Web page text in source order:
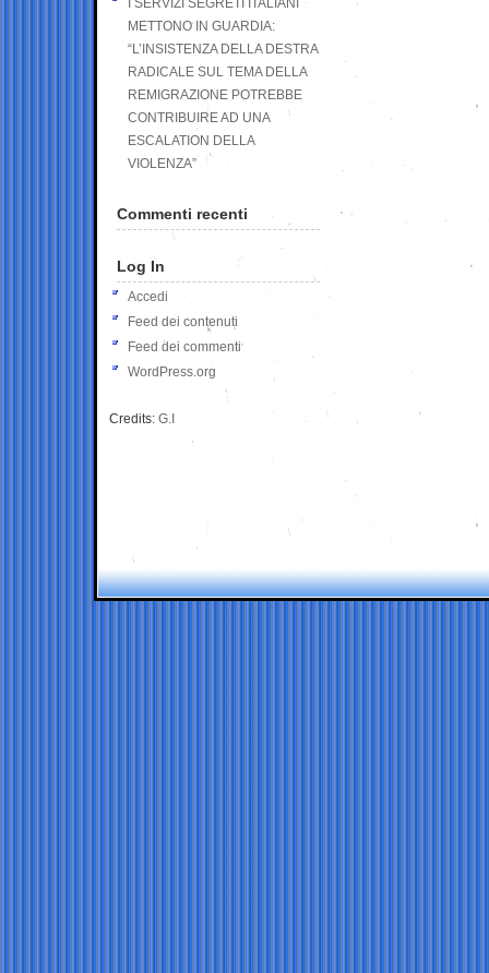
I SERVIZI SEGRETI ITALIANI
METTONO IN GUARDIA:
“L’INSISTENZA DELLA DESTRA
RADICALE SUL TEMA DELLA
REMIGRAZIONE POTREBBE
CONTRIBUIRE AD UNA
ESCALATION DELLA
VIOLENZA”
Commenti recenti
Log In
Accedi
Feed dei contenuti
Feed dei commenti
WordPress.org
Credits: G.I